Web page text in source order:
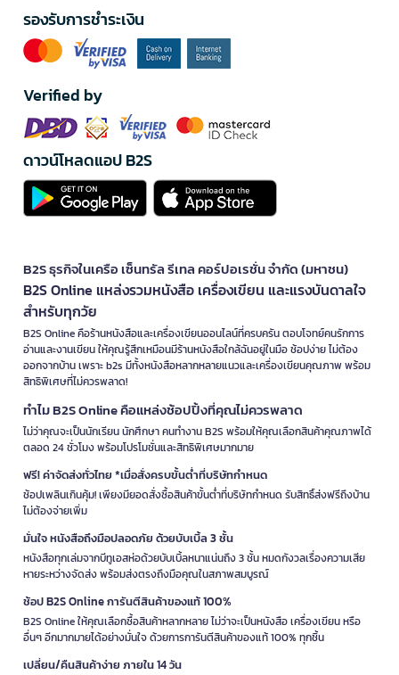
รองรับการชำระเงิน
Verified by
ดาวน์โหลดแอป B2S
B2S ธุรกิจในเครือ เซ็นทรัล รีเทล คอร์ปอเรชั่น จำกัด (มหาชน)
B2S Online แหล่งรวมหนังสือ เครื่องเขียน และแรงบันดาลใจ
สำหรับทุกวัย
B2S Online คือร้านหนังสือและเครื่องเขียนออนไลน์ที่ครบครัน ตอบโจทย์คนรักการ
อ่านและงานเขียน ให้คุณรู้สึกเหมือนมีร้านหนังสือใกล้ฉันอยู่ในมือ ช้อปง่าย ไม่ต้อง
ออกจากบ้าน เพราะ b2s มีทั้งหนังสือหลากหลายแนวและเครื่องเขียนคุณภาพ พร้อม
สิทธิพิเศษที่ไม่ควรพลาด!
ทำไม B2S Online คือแหล่งช้อปปิ้งที่คุณไม่ควรพลาด
ไม่ว่าคุณจะเป็นนักเรียน นักศึกษา คนทำงาน B2S พร้อมให้คุณเลือกสินค้าคุณภาพได้
ตลอด 24 ชั่วโมง พร้อมโปรโมชั่นและสิทธิพิเศษมากมาย
ฟรี! ค่าจัดส่งทั่วไทย *เมื่อสั่งครบขั้นต่ำที่บริษัทกำหนด
ช้อปเพลินเกินคุ้ม! เพียงมียอดสั่งซื้อสินค้าขั้นต่ำที่บริษัทกำหนด รับสิทธิ์ส่งฟรีถึงบ้าน
ไม่ต้องจ่ายเพิ่ม
มั่นใจ หนังสือถึงมือปลอดภัย ด้วยบับเบิ้ล 3 ชั้น
หนังสือทุกเล่มจากบีทูเอสห่อด้วยบับเบิ้ลหนาแน่นถึง 3 ชั้น หมดกังวลเรื่องความเสีย
หายระหว่างจัดส่ง พร้อมส่งตรงถึงมือคุณในสภาพสมบูรณ์
ช้อป B2S Online การันตีสินค้าของแท้ 100%
B2S Online ให้คุณเลือกซื้อสินค้าหลากหลาย ไม่ว่าจะเป็นหนังสือ เครื่องเขียน หรือ
อื่นๆ อีกมากมายได้อย่างมั่นใจ ด้วยการการันตีสินค้าของแท้ 100% ทุกชิ้น
เปลี่ยน/คืนสินค้าง่าย ภายใน 14 วัน